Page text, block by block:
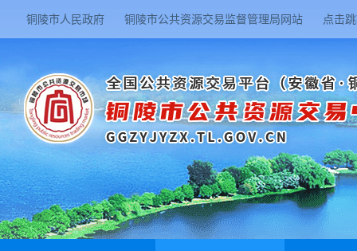
铜陵市人民政府 铜陵市公共资源交易监督管理局网站 点击